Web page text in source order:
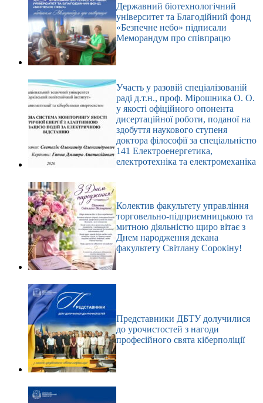
Державний біотехнологічний
університет та Благодійний фонд
«Безпечне небо» підписали
Меморандум про співпрацю
Участь у разовій спеціалізованій
раді д.т.н., проф. Мірошника О. О.
у якості офіційного опонента
дисертаційної роботи, поданої на
здобуття наукового ступеня
доктора філософії за спеціальністю
141 Електроенергетика,
електротехніка та електромеханіка
Колектив факультету управління
торговельно-підприємницькою та
митною діяльністю щиро вітає з
Днем народження декана
факультету Світлану Сорокіну!
Представники ДБТУ долучилися
до урочистостей з нагоди
професійного свята кіберполіції